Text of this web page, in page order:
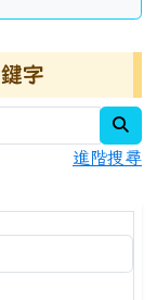
字
進階搜尋